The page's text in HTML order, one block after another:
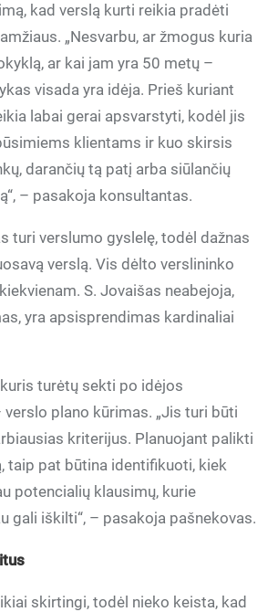
kad verslą kurti reikia pradėti
„Nesvarbu, ar žmogus kuria
ar kai jam yra 50 metų –
visada yra idėja. Prieš kuriant
labai gerai apsvarstyti, kodėl jis
klientams ir kuo skirsis
darančių tą patį arba siūlančių
– pasakoja konsultantas.
turi verslumo gyslelę, todėl dažnas
verslą. Vis dėlto verslininko
S. Jovaišas neabejoja,
yra apsisprendimas kardinaliai
turėtų sekti po idėjos
verslo plano kūrimas. „Jis turi būti
kriterijus. Planuojant palikti
taip pat būtina identifikuoti, kiek
potencialių klausimų, kurie
gali iškilti“, – pasakoja pašnekovas.
skirtingi, todėl nieko keista, kad